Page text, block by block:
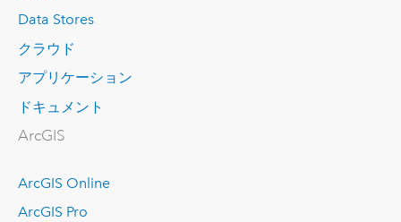
Data Stores
クラウド
アプリケーション
ドキュメント
ArcGIS
ArcGIS Online
ArcGIS Pro